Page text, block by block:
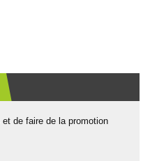
de faire de la promotion